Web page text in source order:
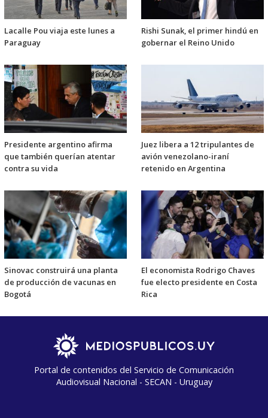
Lacalle Pou viaja este lunes a
Paraguay
Rishi Sunak, el primer hindú en
gobernar el Reino Unido
Presidente argentino afirma
que también querían atentar
contra su vida
Juez libera a 12 tripulantes de
avión venezolano-iraní
retenido en Argentina
Sinovac construirá una planta
de producción de vacunas en
Bogotá
El economista Rodrigo Chaves
fue electo presidente en Costa
Rica
Portal de contenidos del Servicio de Comunicación
Audiovisual Nacional - SECAN - Uruguay